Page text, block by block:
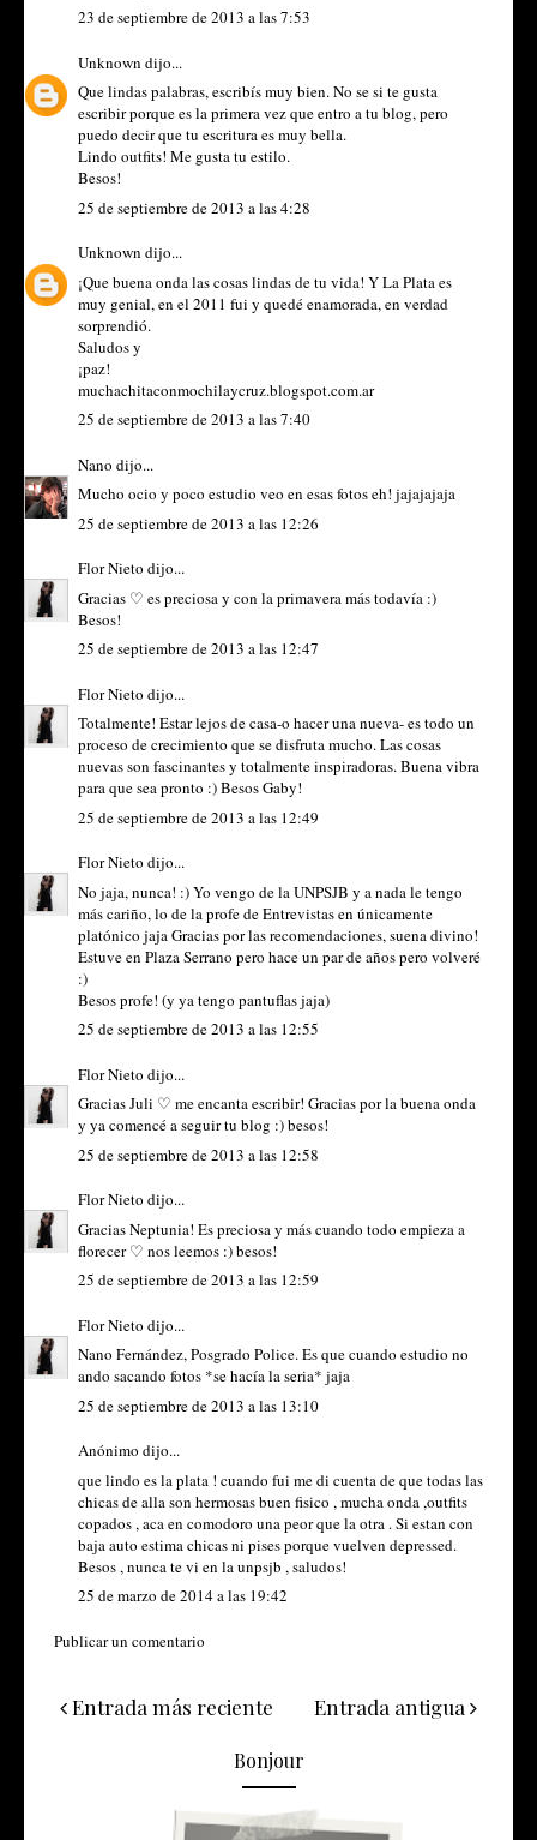
23 de septiembre de 2013 a las 7:53
Unknown dijo...
Que lindas palabras, escribís muy bien. No se si te gusta
escribir porque es la primera vez que entro a tu blog, pero
puedo decir que tu escritura es muy bella.
Lindo outfits! Me gusta tu estilo.
Besos!
25 de septiembre de 2013 a las 4:28
Unknown dijo...
¡Que buena onda las cosas lindas de tu vida! Y La Plata es
muy genial, en el 2011 fui y quedé enamorada, en verdad
sorprendió.
Saludos y
¡paz!
muchachitaconmochilaycruz.blogspot.com.ar
25 de septiembre de 2013 a las 7:40
Nano dijo...
Mucho ocio y poco estudio veo en esas fotos eh! jajajajaja
25 de septiembre de 2013 a las 12:26
Flor Nieto dijo...
Gracias ♡ es preciosa y con la primavera más todavía :)
Besos!
25 de septiembre de 2013 a las 12:47
Flor Nieto dijo...
Totalmente! Estar lejos de casa-o hacer una nueva- es todo un
proceso de crecimiento que se disfruta mucho. Las cosas
nuevas son fascinantes y totalmente inspiradoras. Buena vibra
para que sea pronto :) Besos Gaby!
25 de septiembre de 2013 a las 12:49
Flor Nieto dijo...
No jaja, nunca! :) Yo vengo de la UNPSJB y a nada le tengo
más cariño, lo de la profe de Entrevistas en únicamente
platónico jaja Gracias por las recomendaciones, suena divino!
Estuve en Plaza Serrano pero hace un par de años pero volveré
:)
Besos profe! (y ya tengo pantuflas jaja)
25 de septiembre de 2013 a las 12:55
Flor Nieto dijo...
Gracias Juli ♡ me encanta escribir! Gracias por la buena onda
y ya comencé a seguir tu blog :) besos!
25 de septiembre de 2013 a las 12:58
Flor Nieto dijo...
Gracias Neptunia! Es preciosa y más cuando todo empieza a
florecer ♡ nos leemos :) besos!
25 de septiembre de 2013 a las 12:59
Flor Nieto dijo...
Nano Fernández, Posgrado Police. Es que cuando estudio no
ando sacando fotos *se hacía la seria* jaja
25 de septiembre de 2013 a las 13:10
Anónimo dijo...
que lindo es la plata ! cuando fui me di cuenta de que todas las
chicas de alla son hermosas buen fisico , mucha onda ,outfits
copados , aca en comodoro una peor que la otra . Si estan con
baja auto estima chicas ni pises porque vuelven depressed.
Besos , nunca te vi en la unpsjb , saludos!
25 de marzo de 2014 a las 19:42
Publicar un comentario
Entrada más reciente Entrada antigua
Bonjour